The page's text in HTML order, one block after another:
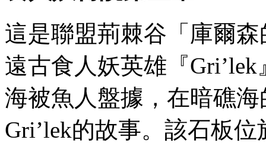
這是聯盟荊棘谷「庫爾
遠古食人妖英雄『
海被魚人盤據，在暗礁
Gri’lek的故事。該石板